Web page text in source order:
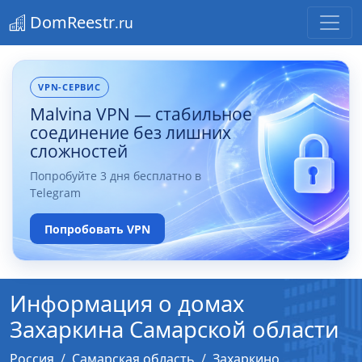
DomReestr.ru
VPN-СЕРВИС
Malvina VPN — стабильное
соединение без лишних
сложностей
Попробуйте 3 дня бесплатно в
Telegram
Попробовать VPN
Информация о домах
Захаркина Самарской области